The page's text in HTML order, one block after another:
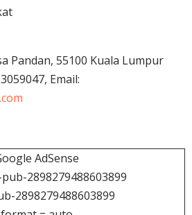
Pandan, 55100 Kuala Lumpur
Email:
AdSense
2898279488603899
2898279488603899